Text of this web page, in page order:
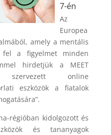
7-én
Az
Europea
amely a mentális
fel a figyelmet minden
hirdetjük a MEET
online
eszközök a fiatalok
régióban kidolgozott és
és tananyagok